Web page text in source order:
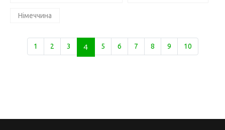
Німеччина
1 2 3 4 5 6 7 8 9 10